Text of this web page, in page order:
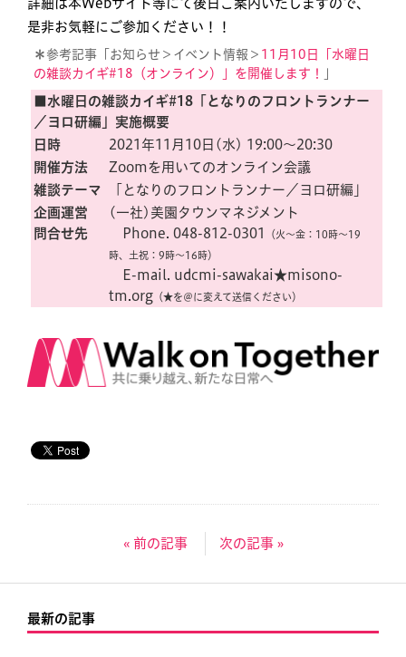
詳細は本Webサイト等にて後日ご案内いたしますので、
是非お気軽にご参加ください！！
＊ 参考記事「お知らせ＞イベント情報＞ 11月10日「水曜日
の雑談カイギ#18（オンライン）」を開催します！
」
■水曜日の雑談カイギ#18「となりのフロントランナー
／ヨロ研編」実施概要
日時
2021年11月10日(水) 19:00〜20:30
開催方法
Zoomを用いてのオンライン会議
雑談テーマ
「となりのフロントランナー／ヨロ研編」
企画運営
問合せ先
(一社)美園タウンマネジメント
Phone. 048-812-0301
（火〜金：10時〜19
時、土祝：9時〜16時）
E-mail. udcmi-sawakai★misono-
tm.org（★を＠に変えて送信ください）
« 前の記事 次の記事 »
最新の記事